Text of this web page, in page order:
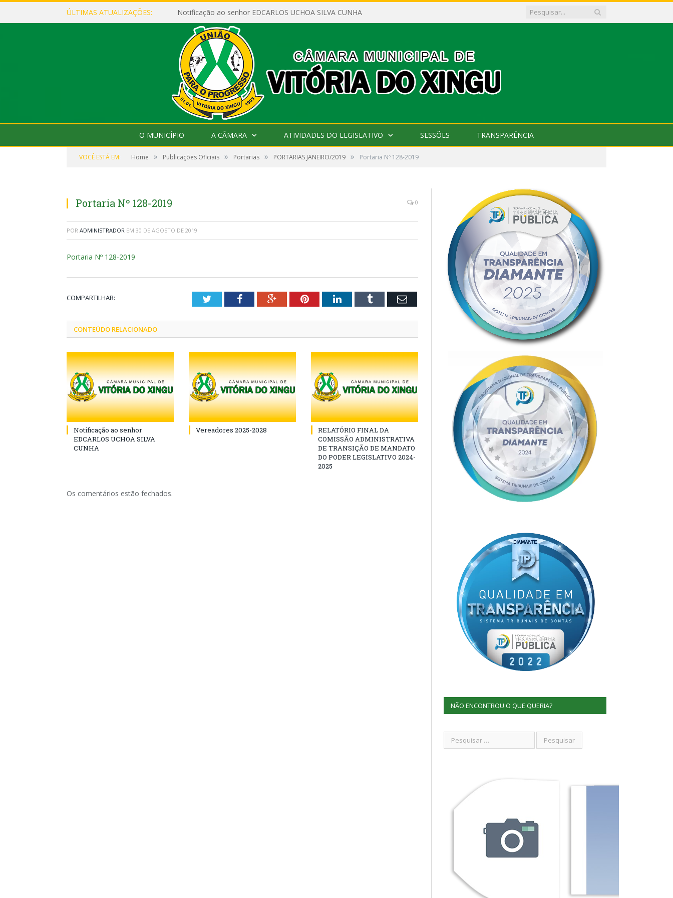
ÚLTIMAS ATUALIZAÇÕES: Notificação ao senhor EDCARLOS UCHOA SILVA CUNHA
O MUNICÍPIO A CÂMARA ATIVIDADES DO LEGISLATIVO SESSÕES TRANSPARÊNCIA
VOCÊ ESTÁ EM: Home » Publicações Oficiais » Portarias » PORTARIAS JANEIRO/2019 » Portaria Nº 128-2019
Portaria Nº 128-2019 0
POR ADMINISTRADOR EM 30 DE AGOSTO DE 2019
Portaria Nº 128-2019
COMPARTILHAR: TwitterFacebookGoogle+PinterestLinkedInTumblr Email
CONTEÚDO RELACIONADO
Notificação ao senhor
EDCARLOS UCHOA SILVA
CUNHA
Vereadores 2025-2028
RELATÓRIO FINAL DA
COMISSÃO ADMINISTRATIVA
DE TRANSIÇÃO DE MANDATO
DO PODER LEGISLATIVO 2024-
2025
Os comentários estão fechados.
NÃO ENCONTROU O QUE QUERIA?